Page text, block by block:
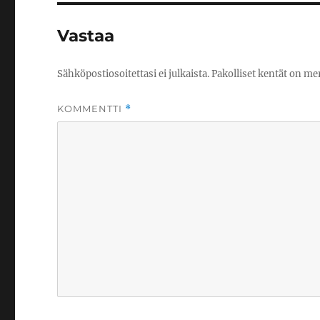
Vastaa
Sähköpostiosoitettasi ei julkaista.Pakolliset kentät on
KOMMENTTI *